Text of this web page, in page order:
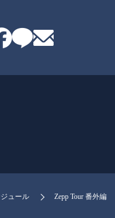
ュール Zepp Tour 番外編